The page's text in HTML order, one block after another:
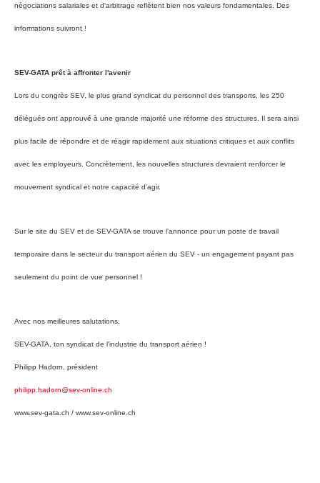
négociations salariales et d'arbitrage reflètent bien nos valeurs fondamentales. Des
informations suivront !
SEV-GATA prêt à affronter l'avenir
Lors du congrès SEV, le plus grand syndicat du personnel des transports, les 250
délégués ont approuvé à une grande majorité une réforme des structures. Il sera ainsi
plus facile de répondre et de réagir rapidement aux situations critiques et aux conflits
avec les employeurs. Concrètement, les nouvelles structures devraient renforcer le
mouvement syndical et notre capacité d'agir.
Sur le site du SEV et de SEV-GATA se trouve l'annonce pour un poste de travail
temporaire dans le secteur du transport aérien du SEV - un engagement payant pas
seulement du point de vue personnel !
Avec nos meilleures salutations.
SEV-GATA, ton syndicat de l'industrie du transport aérien !
Philipp Hadorn, président
philipp.hadorn@sev-online.ch
www.sev-gata.ch / www.sev-online.ch